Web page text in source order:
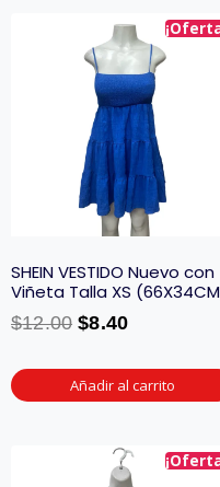
SHEIN VESTIDO Nuevo con
Viñeta Talla XS
$12.00 $8.40
Añadir al carrito